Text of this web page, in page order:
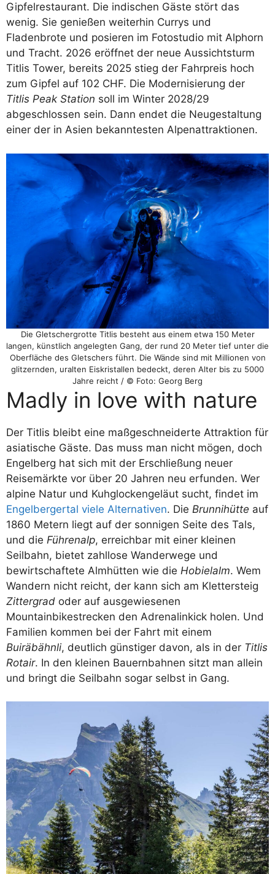
Gipfelrestaurant. Die indischen Gäste stört das
wenig. Sie genießen weiterhin Currys und
Fladenbrote und posieren im Fotostudio mit Alphorn
und Tracht. 2026 eröffnet der neue Aussichtsturm
Titlis Tower, bereits 2025 stieg der Fahrpreis hoch
zum Gipfel auf 102 CHF. Die Modernisierung der
Titlis Peak Station soll im Winter 2028/29
abgeschlossen sein. Dann endet die Neugestaltung
einer der in Asien bekanntesten Alpenattraktionen.
Die Gletschergrotte Titlis besteht aus einem etwa 150 Meter
langen, künstlich angelegten Gang, der rund 20 Meter tief unter die
Oberfläche des Gletschers führt. Die Wände sind mit Millionen von
glitzernden, uralten Eiskristallen bedeckt, deren Alter bis zu 5000
Jahre reicht / © Foto: Georg Berg
Madly in love with nature
Der Titlis bleibt eine maßgeschneiderte Attraktion für
asiatische Gäste. Das muss man nicht mögen, doch
Engelberg hat sich mit der Erschließung neuer
Reisemärkte vor über 20 Jahren neu erfunden. Wer
alpine Natur und Kuhglockengeläut sucht, findet im
Engelbergertal viele Alternativen. Die Brunnihütte auf
1860 Metern liegt auf der sonnigen Seite des Tals,
und die Führenalp, erreichbar mit einer kleinen
Seilbahn, bietet zahllose Wanderwege und
bewirtschaftete Almhütten wie die Hobielalm. Wem
Wandern nicht reicht, der kann sich am Klettersteig
Zittergrad oder auf ausgewiesenen
Mountainbikestrecken den Adrenalinkick holen. Und
Familien kommen bei der Fahrt mit einem
Buiräbähnli, deutlich günstiger davon, als in der Titlis
Rotair. In den kleinen Bauernbahnen sitzt man allein
und bringt die Seilbahn sogar selbst in Gang.